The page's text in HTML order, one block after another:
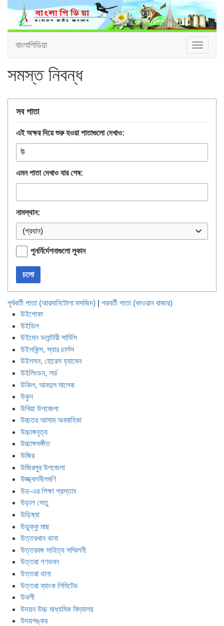
Toggle
বাংলাপিডিয়া
সমস্ত নিবন্ধ
সব পাতা
এই অক্ষর দিয়ে শুরু হওয়া পাতাগুলো দেখাও:
এমন পাতা দেখাও যার শেষ:
নামস্থান:
(প্রধান)
পুনর্নির্দেশনাগুলো লুকান
চলো
পূর্ববর্তী পাতা (আরমানিটোলা মসজিদ)
পরবর্তী পাতা (কাওরান বাজার)
উইপোকা
উইভিল
উইমেন ভলান্টারী সার্ভিস
উইলকিন্স, স্যার চার্লস
উইলসন, হোরেস হ্যামেন
উইলিংডন, লর্ড
উকিল, আবদুল মালেক
উকুন
উখিয়া উপজেলা
উচ্চতর আসাম অববাহিকা
উচ্চাঙ্গনৃত্য
উচ্চাঙ্গসঙ্গীত
উজির
উজিরপুর উপজেলা
উজ্জ্বলনীলমণি
উড-এর শিক্ষা প্রস্তাব
উড়াল সেতু
উড়িষ্যা
উড়ুক্কু মাছ
উত্তরখান থানা
উত্তরবঙ্গ সাহিত্য সম্মিলনী
উত্তরা গণভবন
উত্তরা থানা
উত্তরা ব্যাংক লিমিটেড
উথলী
উদয়ন উচ্চ মাধ্যমিক বিদ্যালয়
উদয়শঙ্কর